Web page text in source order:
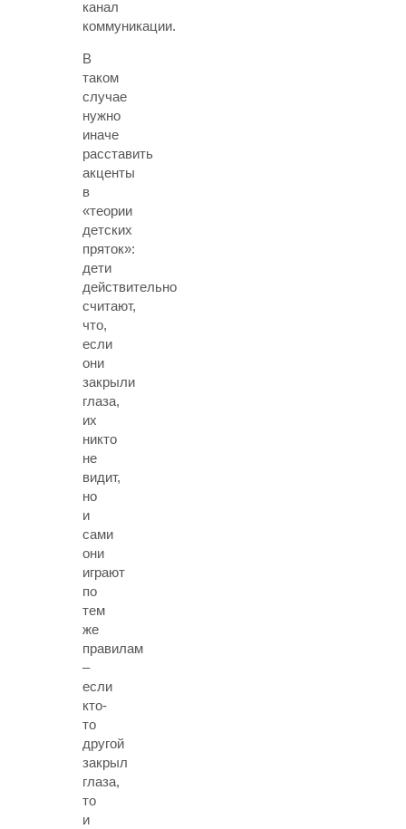
канал
коммуникации.
В
таком
случае
нужно
иначе
расставить
акценты
в
«теории
детских
пряток»:
дети
действительно
считают,
что,
если
они
закрыли
глаза,
их
никто
не
видит,
но
и
сами
они
играют
по
тем
же
правилам
–
если
кто-
то
другой
закрыл
глаза,
то
и